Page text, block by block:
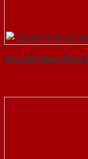
Cửa Gỗ Chống